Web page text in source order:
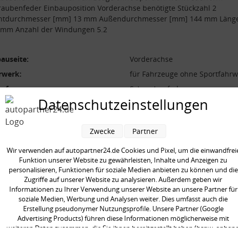
Einbauposition Vorderachse benötigte Stückzahl 2
[mm] 13 mm Außendurchmesser [mm] 144 mm
Anzahl der Windungen 5.2
Vorderachse
für Fahrzeuge ohne
Schraubenfeder
der Windungen:
5.2
[mm]:
[mm]:
13 mm
[mm]:
331 mm
austauschen:
Stückzahl:
2
Datenschutzeinstellungen
Wir verwenden auf autopartner24.de Cookies und Pixel, um die
Funktion unserer Website zu gewährleisten, Inhalte und Anzeigen zu
personalisieren, Funktionen für soziale Medien anbieten zu können und die
Zugriffe auf unserer Website zu analysieren. Außerdem geben wir
Informationen zu Ihrer Verwendung unserer Website an unsere Partner für
soziale Medien, Werbung und Analysen weiter. Dies umfasst auch die
Erstellung pseudonymer Nutzungsprofile. Unsere Partner (Google
Advertising Products) führen diese Informationen möglicherweise mit
Zwecke Partner